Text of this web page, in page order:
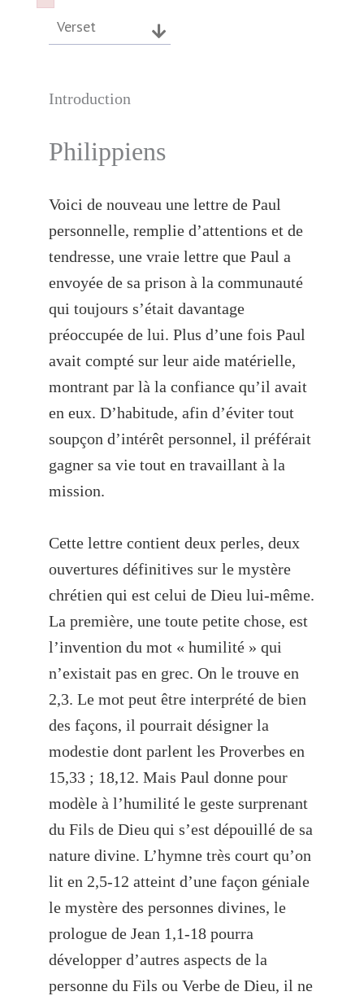
Verset
Introduction
Philippiens
Voici de nouveau une lettre de Paul
personnelle, remplie d’attentions et de
tendresse, une vraie lettre que Paul a
envoyée de sa prison à la communauté
qui toujours s’était davantage
préoccupée de lui. Plus d’une fois Paul
avait compté sur leur aide matérielle,
montrant par là la confiance qu’il avait
en eux. D’habitude, afin d’éviter tout
soupçon d’intérêt personnel, il préférait
gagner sa vie tout en travaillant à la
mission.
Cette lettre contient deux perles, deux
ouvertures définitives sur le mystère
chrétien qui est celui de Dieu lui-même.
La première, une toute petite chose, est
l’invention du mot « humilité » qui
n’existait pas en grec. On le trouve en
2,3. Le mot peut être interprété de bien
des façons, il pourrait désigner la
modestie dont parlent les Proverbes en
15,33 ; 18,12. Mais Paul donne pour
modèle à l’humilité le geste surprenant
du Fils de Dieu qui s’est dépouillé de sa
nature divine. L’hymne très court qu’on
lit en 2,5-12 atteint d’une façon géniale
le mystère des personnes divines, le
prologue de Jean 1,1-18 pourra
développer d’autres aspects de la
personne du Fils ou Verbe de Dieu, il ne
Failed to initialize plugin: wplink
Failed to initialize plugin: wplink